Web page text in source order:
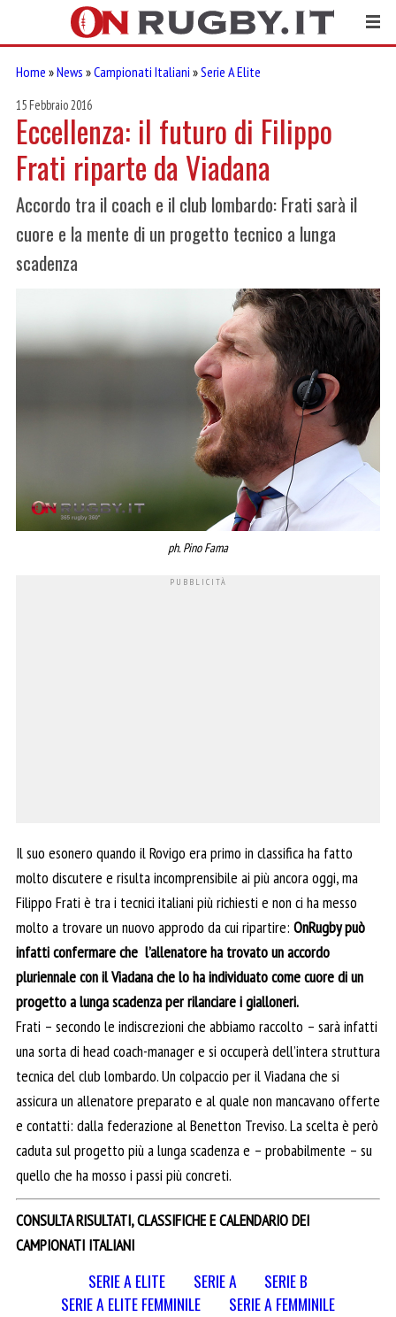
Home »News »Campionati Italiani »Serie A Elite
15 Febbraio 2016
Eccellenza: il futuro di Filippo
Frati riparte da Viadana
Accordo tra il coach e il club lombardo: Frati sarà il
cuore e la mente di un progetto tecnico a lunga
scadenza
ph. Pino Fama
Il suo esonero quando il Rovigo era primo in classifica ha fatto
molto discutere e risulta incomprensibile ai più ancora oggi, ma
Filippo Frati è tra i tecnici italiani più richiesti e non ci ha messo
molto a trovare un nuovo approdo da cui ripartire: OnRugbypuò
infatti confermare che l’allenatore ha trovato un accordo
pluriennale con il Viadana che lo ha individuato come cuore di un
progetto a lunga scadenza per rilanciare i gialloneri.
Frati – secondo le indiscrezioni che abbiamo raccolto – sarà infatti
una sorta di head coach-manager e si occuperà dell’intera struttura
tecnica del club lombardo. Un colpaccio per il Viadana che si
assicura un allenatore preparato e al quale non mancavano offerte
e contatti: dalla federazione al Benetton Treviso. La scelta è però
caduta sul progetto più a lunga scadenza e – probabilmente – su
quello che ha mosso i passi più concreti.
CONSULTA RISULTATI, CLASSIFICHE E CALENDARIO DEI
CAMPIONATI ITALIANI
SERIE A ELITE SERIE A
SERIE B
SERIE A ELITE FEMMINILE
SERIE A FEMMINILE